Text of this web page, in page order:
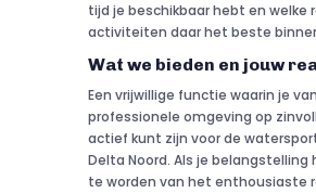
tijd je beschikbaar hebt en welke
activiteiten daar het beste
Wat we bieden en jouw
Een vrijwillige functie waarin je
professionele omgeving op
actief kunt zijn voor de
Delta Noord. Als je belangstelling
te worden van het enthousiaste